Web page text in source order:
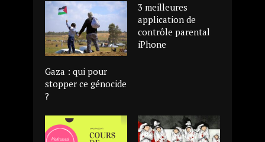
Gaza : qui pour
stopper ce génocide
?
3 meilleures
application de
contrôle parental
iPhone